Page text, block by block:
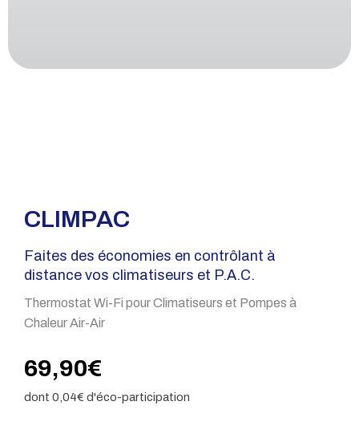
CLIMPAC
Faites des économies en contrôlant à
distance vos climatiseurs et P.A.C.
Thermostat Wi-Fi pour Climatiseurs et Pompes à
Chaleur Air-Air
69,90€
dont 0,04€ d'éco-participation